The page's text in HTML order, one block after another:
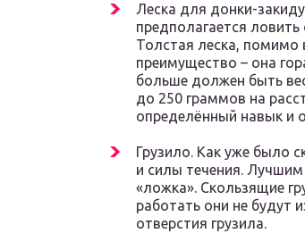
Леска для донки-
предполагается
Толстая леска, помимо
преимущество – она
больше должен быть
до 250 граммов на
определённый навык и
Грузило. Как уже было
и силы течения. Лучшим
«ложка». Скользящие
работать они не будут
отверстия грузила.